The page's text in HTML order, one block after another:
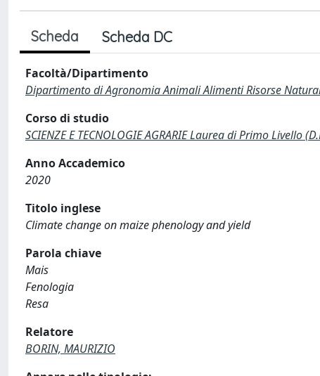
Scheda Scheda DC
Facoltà/Dipartimento
Dipartimento di Agronomia Animali Alimenti Risorse
Corso di studio
SCIENZE E TECNOLOGIE AGRARIE Laurea di Primo Livello
Anno Accademico
2020
Titolo inglese
Climate change on maize phenology and yield
Parola chiave
Mais
Fenologia
Resa
Relatore
BORIN, MAURIZIO